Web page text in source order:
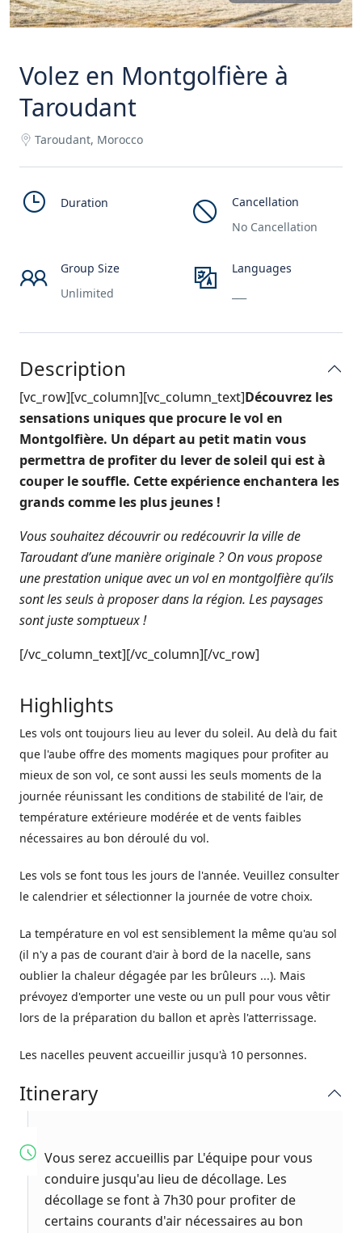
Volez en Montgolfière à
Taroudant
Taroudant, Morocco
Duration
Cancellation
No Cancellation
Group Size
Unlimited
Languages
Description
[vc_row][vc_column][vc_column_text]Découvrez les
sensations uniques que procure le vol en
Montgolfière. Un départ au petit matin vous
permettra de profiter du lever de soleil qui est à
couper le souffle. Cette expérience enchantera les
grands comme les plus jeunes !
Vous souhaitez découvrir ou redécouvrir la ville de
Taroudant d’une manière originale ? On vous propose
une prestation unique avec un vol en montgolfière qu’ils
sont les seuls à proposer dans la région. Les paysages
sont juste somptueux !
[/vc_column_text][/vc_column][/vc_row]
Highlights
Les vols ont toujours lieu au lever du soleil. Au delà du fait
que l'aube offre des moments magiques pour profiter au
mieux de son vol, ce sont aussi les seuls moments de la
journée réunissant les conditions de stabilité de l'air, de
température extérieure modérée et de vents faibles
nécessaires au bon déroulé du vol.
Les vols se font tous les jours de l'année. Veuillez consulter
le calendrier et sélectionner la journée de votre choix.
La température en vol est sensiblement la même qu'au sol
(il n'y a pas de courant d'air à bord de la nacelle, sans
oublier la chaleur dégagée par les brûleurs ...). Mais
prévoyez d'emporter une veste ou un pull pour vous vêtir
lors de la préparation du ballon et après l'atterrissage.
Les nacelles peuvent accueillir jusqu'à 10 personnes.
Itinerary
Vous serez accueillis par L'équipe pour vous
conduire jusqu'au lieu de décollage. Les
décollage se font à 7h30 pour profiter de
certains courants d'air nécessaires au bon